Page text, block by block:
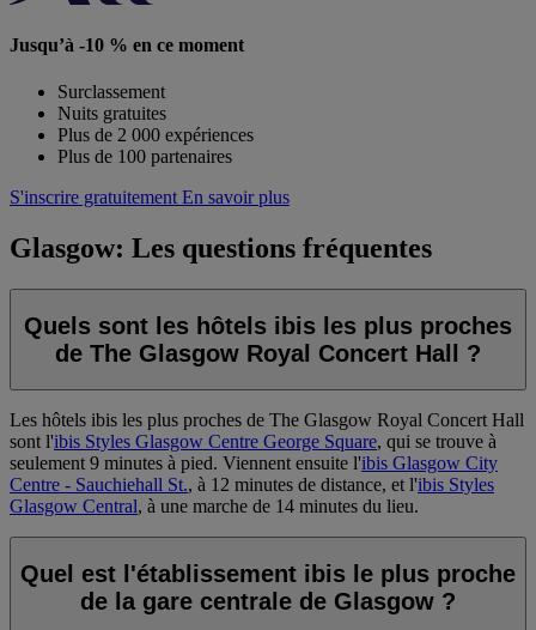
Jusqu’à -10 % en ce moment
Surclassement
Nuits gratuites
Plus de 2 000 expériences
Plus de 100 partenaires
S'inscrire gratuitement En savoir plus
Glasgow: Les questions fréquentes
Quels sont les hôtels ibis les plus proches
de The Glasgow Royal Concert Hall ?
Les hôtels ibis les plus proches de The Glasgow Royal Concert Hall
sont l'ibis Styles Glasgow Centre George Square, qui se trouve à
seulement 9 minutes à pied. Viennent ensuite l'ibis Glasgow City
Centre - Sauchiehall St., à 12 minutes de distance, et l'ibis Styles
Glasgow Central, à une marche de 14 minutes du lieu.
Quel est l'établissement ibis le plus proche
de la gare centrale de Glasgow ?